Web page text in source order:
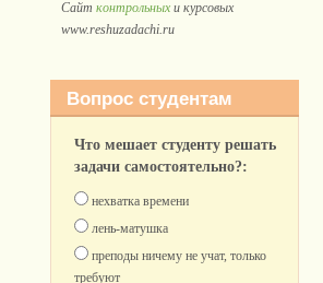
Сайтконтрольных и курсовых
www.reshuzadachi.ru
Вопрос студентам
Что мешает студенту решать
задачи самостоятельно?:
нехватка времени
лень-матушка
преподы ничему не учат, только
требуют